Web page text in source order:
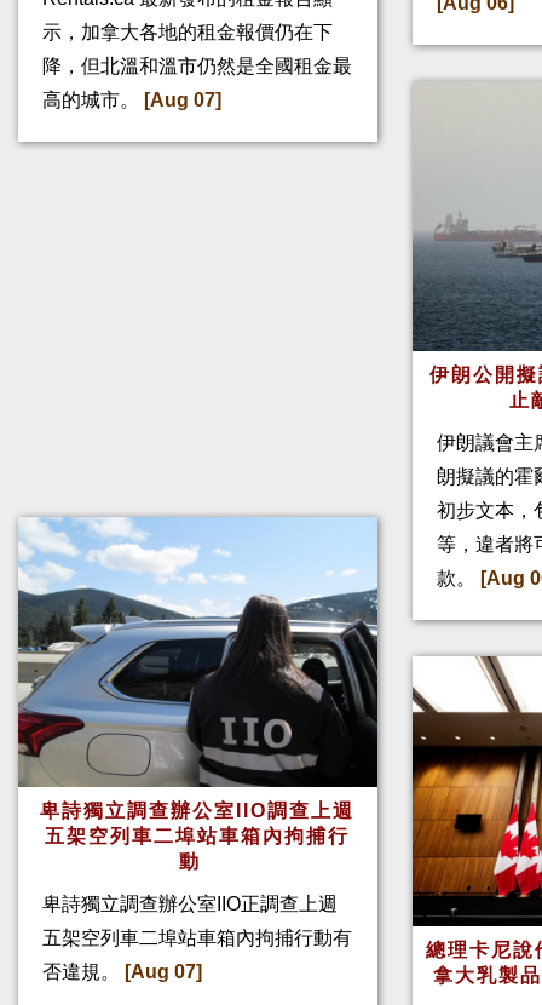
示，加拿大各地的租金報價仍在下
降，但北溫和溫市仍然是全國租金最
高的城市。
[Aug 07]
卑詩獨立調查辦公室IIO調查上週
五架空列車二埠站車箱內拘捕行
動
卑詩獨立調查辦公室IIO正調查上週
五架空列車二埠站車箱內拘捕行動有
否違規。
[Aug 07]
伊朗公開
止
伊朗議會主
朗擬議的霍
初步文本，
等，違者將
款。
[Aug
總理卡尼
拿大乳製